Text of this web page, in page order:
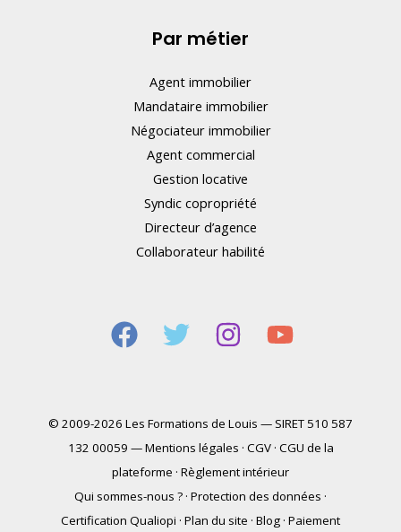
Par métier
Agent immobilier
Mandataire immobilier
Négociateur immobilier
Agent commercial
Gestion locative
Syndic copropriété
Directeur d’agence
Collaborateur habilité
© 2009-2026 Les Formations de Louis — SIRET 510 587
132 00059 —Mentions légales · CGV· CGU de la
plateforme · Règlement intérieur
Qui sommes-nous ? · Protection des données ·
Certification Qualiopi · Plan du site · Blog · Paiement